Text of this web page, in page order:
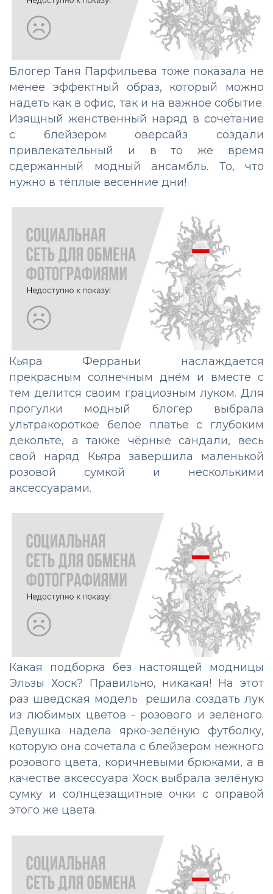
Блогер Таня Парфильева тоже показала не
менее эффектный образ, который можно
надеть как в офис, так и на важное событие.
Изящный женственный наряд в сочетание
с блейзером оверсайз создали
привлекательный и в то же время
сдержанный модный ансамбль. То, что
нужно в тёплые весенние дни!
Кьяра Ферраньи наслаждается
прекрасным солнечным днём и вместе с
тем делится своим грациозным луком. Для
прогулки модный блогер выбрала
ультракороткое белое платье с глубоким
декольте, а также чёрные сандали, весь
свой наряд Кьяра завершила маленькой
розовой сумкой и несколькими
аксессуарами.
Какая подборка без настоящей модницы
Эльзы Хоск? Правильно, никакая! На этот
раз шведская модель решила создать лук
из любимых цветов - розового и зелёного.
Девушка надела ярко-зелёную футболку,
которую она сочетала с блейзером нежного
розового цвета, коричневыми брюками, а в
качестве аксессуара Хоск выбрала зелёную
сумку и солнцезащитные очки с оправой
этого же цвета.